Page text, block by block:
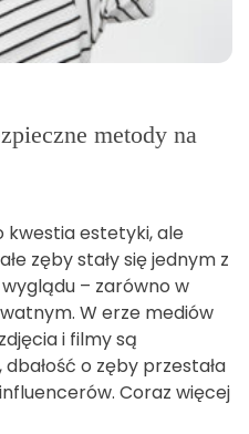
metody na
kwestia estetyki, ale
zęby stały się jednym z
– zarówno w
W erze mediów
i filmy są
o zęby przestała
Coraz więcej